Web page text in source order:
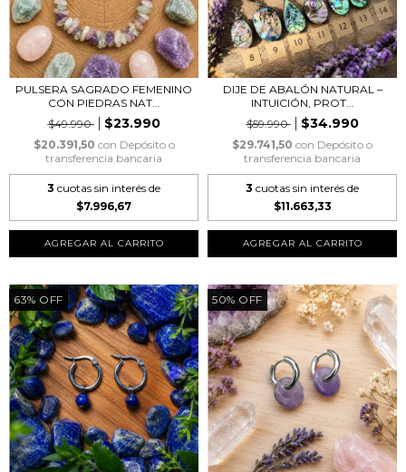
PULSERA SAGRADO FEMENINO
CON PIEDRAS NAT...
$49.990
$23.990
$20.391,50 con Depósito o
transferencia bancaria
3 cuotas sin interés de
$7.996,67
DIJE DE ABALÓN NATURAL –
INTUICIÓN, PROT...
$59.990
$34.990
$29.741,50 con Depósito o
transferencia bancaria
3 cuotas sin interés de
$11.663,33
AGREGAR AL CARRITO
63% OFF 50% OFF